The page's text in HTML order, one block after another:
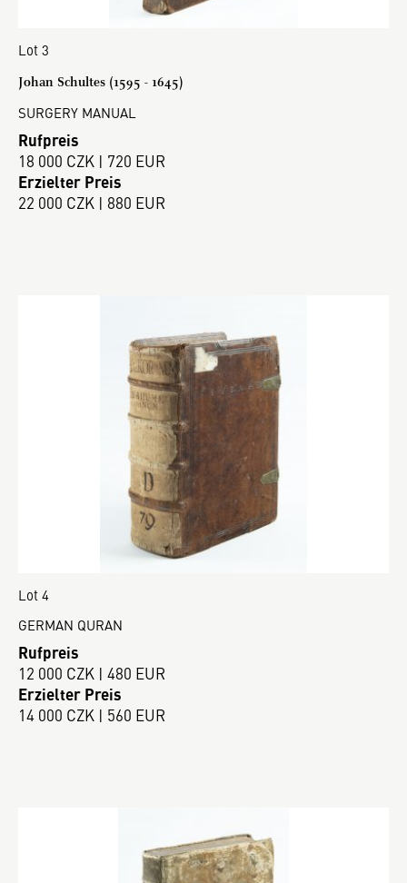
Lot 3
Johan Schultes (1595 - 1645)
SURGERY MANUAL
Rufpreis
18 000 CZK | 720 EUR
Erzielter Preis
22 000 CZK | 880 EUR
Lot 4
GERMAN QURAN
Rufpreis
12 000 CZK | 480 EUR
Erzielter Preis
14 000 CZK | 560 EUR